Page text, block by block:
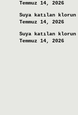
Temmuz 14, 2026
Suya katılan
Temmuz 14, 2026
Suya katılan
Temmuz 14, 2026